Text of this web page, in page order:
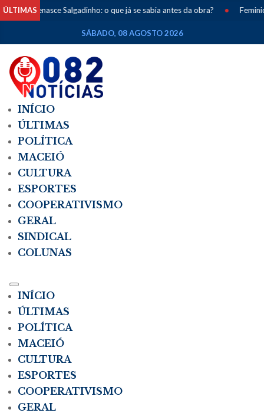
ÚLTIMASRenasce Salgadinho: o que já se sabia antes da obra?
SÁBADO, 08 AGOSTO 2026
INÍCIO
ÚLTIMAS
POLÍTICA
MACEIÓ
CULTURA
ESPORTES
COOPERATIVISMO
GERAL
SINDICAL
COLUNAS
INÍCIO
ÚLTIMAS
POLÍTICA
MACEIÓ
CULTURA
ESPORTES
COOPERATIVISMO
GERAL